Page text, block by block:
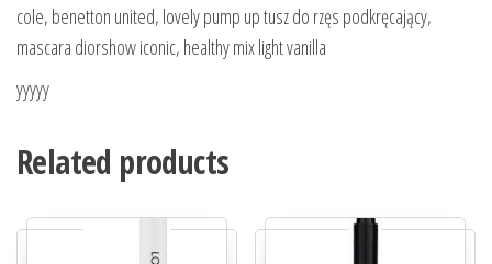
cole, benetton united, lovely pump up tusz do rzęs podkręcający,
mascara diorshow iconic, healthy mix light vanilla
yyyyy
Related products